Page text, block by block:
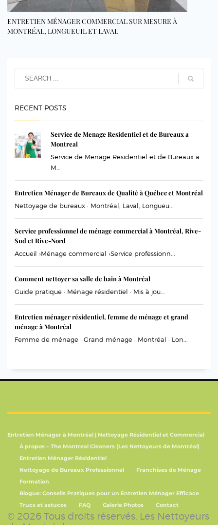
ENTRETIEN MÉNAGER COMMERCIAL SUR MESURE À
MONTRÉAL, LONGUEUIL ET LAVAL
RECENT POSTS
Service de Menage Residentiel et de Bureaux a
Montreal
Service de Menage Residentiel et de Bureaux a
M...
Entretien Ménager de Bureaux de Qualité à Québec et Montréal
Nettoyage de bureaux · Montréal, Laval, Longueu...
Service professionnel de ménage commercial à Montréal, Rive-
Sud et Rive-Nord
Accueil ›Ménage commercial ›Service professionn...
Comment nettoyer sa salle de bain à Montréal
Guide pratique · Ménage résidentiel · Mis à jou...
Entretien ménager résidentiel, femme de ménage et grand
ménage à Montréal
Femme de ménage · Grand ménage · Montréal · Lon...
Entretien Ménager à Montréal | Nettoyage Résidentiel et Commercial
À propos – The Montreal Cleaners (Les Nettoyeurs de Montréal)
Entretien Ménager Résidentiel
Nettoyage de Bureaux Professionnel
Franchises de Ménage
Formation
Blogue: Conseils Pratiques pour un Entretien Ménager Efficace
Trucs et astuces
FAQ Galerie Photos Contact
© 2026 Tous droits réservés. Les Nettoyeurs